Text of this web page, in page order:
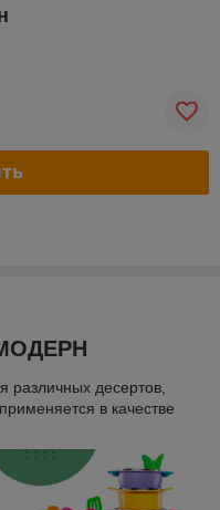
различных десертов,
в качестве